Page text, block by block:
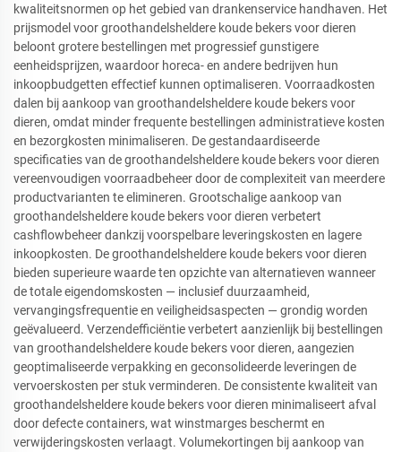
kwaliteitsnormen op het gebied van drankenservice handhaven. Het
prijsmodel voor groothandelsheldere koude bekers voor dieren
beloont grotere bestellingen met progressief gunstigere
eenheidsprijzen, waardoor horeca- en andere bedrijven hun
inkoopbudgetten effectief kunnen optimaliseren. Voorraadkosten
dalen bij aankoop van groothandelsheldere koude bekers voor
dieren, omdat minder frequente bestellingen administratieve kosten
en bezorgkosten minimaliseren. De gestandaardiseerde
specificaties van de groothandelsheldere koude bekers voor dieren
vereenvoudigen voorraadbeheer door de complexiteit van meerdere
productvarianten te elimineren. Grootschalige aankoop van
groothandelsheldere koude bekers voor dieren verbetert
cashflowbeheer dankzij voorspelbare leveringskosten en lagere
inkoopkosten. De groothandelsheldere koude bekers voor dieren
bieden superieure waarde ten opzichte van alternatieven wanneer
de totale eigendomskosten — inclusief duurzaamheid,
vervangingsfrequentie en veiligheidsaspecten — grondig worden
geëvalueerd. Verzendefficiëntie verbetert aanzienlijk bij bestellingen
van groothandelsheldere koude bekers voor dieren, aangezien
geoptimaliseerde verpakking en geconsolideerde leveringen de
vervoerskosten per stuk verminderen. De consistente kwaliteit van
groothandelsheldere koude bekers voor dieren minimaliseert afval
door defecte containers, wat winstmarges beschermt en
verwijderingskosten verlaagt. Volumekortingen bij aankoop van